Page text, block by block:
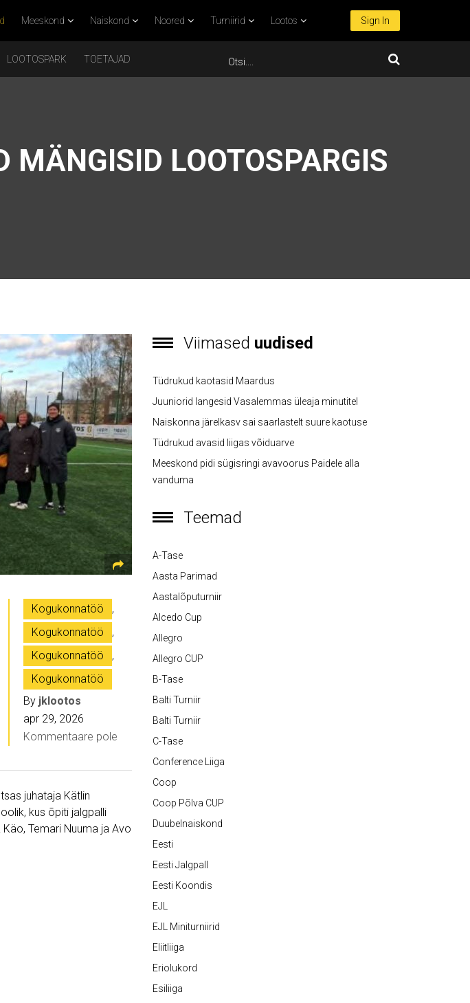
Meeskond Naiskond Noored Turniirid Lootos Sign In
LOOTOSPARK TOETAJAD
LOOTOSPARGIS
Kogukonnatöö
,
Kogukonnatöö
,
Kogukonnatöö
,
Kogukonnatöö
By jklootos
apr 29, 2026
Kommentaare pole
juhataja Kätlin
kus õpiti jalgpalli
Temari Nuuma ja Avo
Viimased uudised
Tüdrukud kaotasid Maardus
Juuniorid langesid Vasalemmas üleaja minutitel
Naiskonna järelkasv sai saarlastelt suure kaotuse
Tüdrukud avasid liigas võiduarve
Meeskond pidi sügisringi avavoorus Paidele alla
vanduma
Teemad
A-Tase
Aasta Parimad
Aastalõputurniir
Alcedo Cup
Allegro
Allegro CUP
B-Tase
Balti Turniir
Balti Turniir
C-Tase
Conference Liiga
Coop
Coop Põlva CUP
Duubelnaiskond
Eesti
Eesti Jalgpall
Eesti Koondis
EJL
EJL Miniturniirid
Eliitliiga
Eriolukord
Esiliiga